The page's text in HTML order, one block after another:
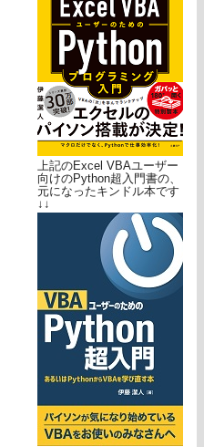
上記のExcel VBAユーザー
向けのPython超入門書の、
元になったキンドル本です
↓↓